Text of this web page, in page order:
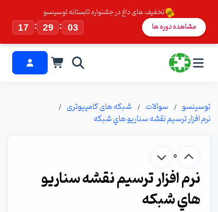
تخفیف های داغ در جشنواره تابستانه توسینسو
17
: 29 : 03 مشاهده دوره ها
توسینسو سوالات
شبکه های کامپیوتری
نرم افزار ترسيم نقشه سناريو هاي شبكه
0
نرم افزار ترسيم نقشه سناريو
هاي شبكه